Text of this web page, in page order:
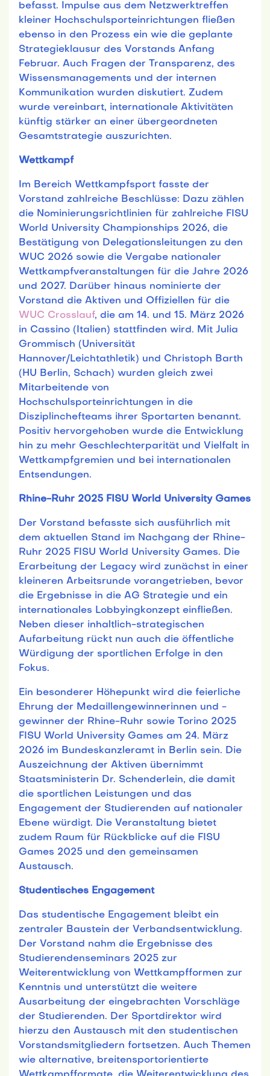
befasst. Impulse aus dem Netzwerktreffen
kleiner Hochschulsporteinrichtungen fließen
ebenso in den Prozess ein wie die geplante
Strategieklausur des Vorstands Anfang
Februar. Auch Fragen der Transparenz, des
Wissensmanagements und der internen
Kommunikation wurden diskutiert. Zudem
wurde vereinbart, internationale Aktivitäten
künftig stärker an einer übergeordneten
Gesamtstrategie auszurichten.
Wettkampf
Im Bereich Wettkampfsport fasste der
Vorstand zahlreiche Beschlüsse: Dazu zählen
die Nominierungsrichtlinien für zahlreiche FISU
World University Championships 2026, die
Bestätigung von Delegationsleitungen zu den
WUC 2026 sowie die Vergabe nationaler
Wettkampfveranstaltungen für die Jahre 2026
und 2027. Darüber hinaus nominierte der
Vorstand die Aktiven und Offiziellen für die
WUC Crosslauf, die am 14. und 15. März 2026
in Cassino (Italien) stattfinden wird. Mit Julia
Grommisch (Universität
Hannover/Leichtathletik) und Christoph Barth
(HU Berlin, Schach) wurden gleich zwei
Mitarbeitende von
Hochschulsporteinrichtungen in die
Disziplinchefteams ihrer Sportarten benannt.
Positiv hervorgehoben wurde die Entwicklung
hin zu mehr Geschlechterparität und Vielfalt in
Wettkampfgremien und bei internationalen
Entsendungen.
Rhine-Ruhr 2025 FISU World University Games
Der Vorstand befasste sich ausführlich mit
dem aktuellen Stand im Nachgang der Rhine-
Ruhr 2025 FISU World University Games. Die
Erarbeitung der Legacy wird zunächst in einer
kleineren Arbeitsrunde vorangetrieben, bevor
die Ergebnisse in die AG Strategie und ein
internationales Lobbyingkonzept einfließen.
Neben dieser inhaltlich-strategischen
Aufarbeitung rückt nun auch die öffentliche
Würdigung der sportlichen Erfolge in den
Fokus.
Ein besonderer Höhepunkt wird die feierliche
Ehrung der Medaillengewinnerinnen und -
gewinner der Rhine-Ruhr sowie Torino 2025
FISU World University Games am 24. März
2026 im Bundeskanzleramt in Berlin sein. Die
Auszeichnung der Aktiven übernimmt
Staatsministerin Dr. Schenderlein, die damit
die sportlichen Leistungen und das
Engagement der Studierenden auf nationaler
Ebene würdigt. Die Veranstaltung bietet
zudem Raum für Rückblicke auf die FISU
Games 2025 und den gemeinsamen
Austausch.
Studentisches Engagement
Das studentische Engagement bleibt ein
zentraler Baustein der Verbandsentwicklung.
Der Vorstand nahm die Ergebnisse des
Studierendenseminars 2025 zur
Weiterentwicklung von Wettkampfformen zur
Kenntnis und unterstützt die weitere
Ausarbeitung der eingebrachten Vorschläge
der Studierenden. Der Sportdirektor wird
hierzu den Austausch mit den studentischen
Vorstandsmitgliedern fortsetzen. Auch Themen
wie alternative, breitensportorientierte